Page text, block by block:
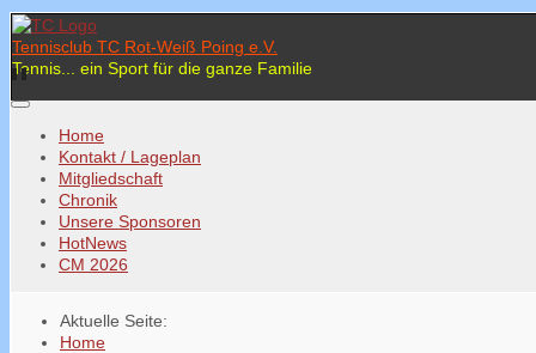
Tennisclub TC Rot-Weiß Poing e.V.
Tennis... ein Sport für die ganze Familie
Home
Kontakt / Lageplan
Mitgliedschaft
Chronik
Unsere Sponsoren
HotNews
CM 2026
Aktuelle Seite:
Home